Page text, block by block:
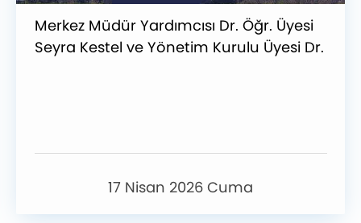
Merkez Müdür Yardımcısı Dr. Öğr. Üyesi
Seyra Kestel ve Yönetim Kurulu Üyesi Dr.
17 Nisan 2026 Cuma